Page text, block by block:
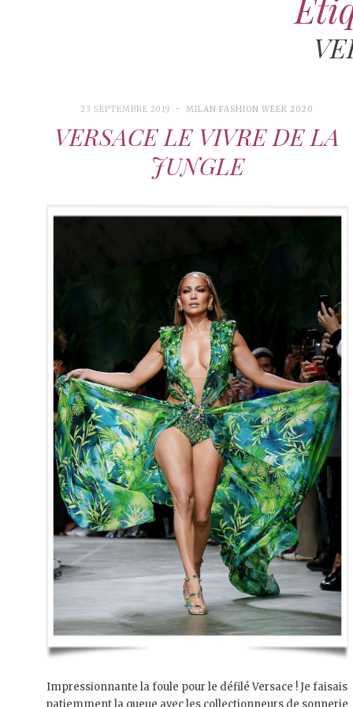
23 SEPTEMBRE 2019 MILAN FASHION WEEK 2020
VERSACE LE VIVRE DE LA
JUNGLE
Impressionnante la foule pour le défilé Versace ! Je faisais
patiemment la queue avec les collectionneurs de sonnerie